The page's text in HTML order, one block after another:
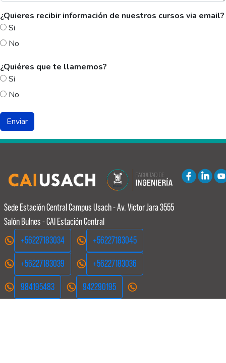
¿Quieres recibir información de nuestros cursos via email?
Si
No
¿Quiéres que te llamemos?
Si
No
Sede Estación Central Campus Usach - Av. Victor Jara 3555
Salón Bulnes - CAI Estación Central
+56227183034
+56227183045
+56227183039 +56227183036
984195483 942290195